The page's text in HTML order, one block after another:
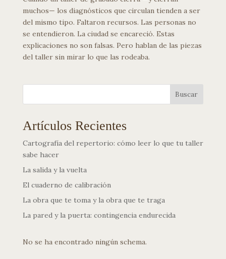
muchos— los diagnósticos que circulan tienden a ser
del mismo tipo. Faltaron recursos. Las personas no
se entendieron. La ciudad se encareció. Estas
explicaciones no son falsas. Pero hablan de las piezas
del taller sin mirar lo que las rodeaba.
Buscar
Artículos Recientes
Cartografía del repertorio: cómo leer lo que tu taller
sabe hacer
La salida y la vuelta
El cuaderno de calibración
La obra que te toma y la obra que te traga
La pared y la puerta: contingencia endurecida
No se ha encontrado ningún schema.